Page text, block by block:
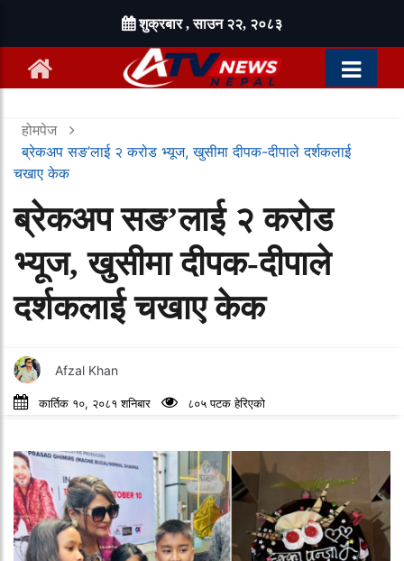
शुक्रबार , साउन २२, २०८३
होमपेज
ब्रेकअप सङ’लाई २ करोड भ्यूज, खुसीमा दीपक-दीपाले दर्शकलाई
चखाए केक
ब्रेकअप सङ’लाई २ करोड
भ्यूज, खुसीमा दीपक-दीपाले
दर्शकलाई चखाए केक
Afzal Khan
कार्तिक १०, २०८१ शनिबार ८०५ पटक हेरिएको